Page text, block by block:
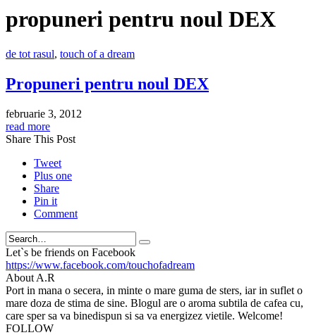
propuneri pentru noul DEX
de tot rasul, touch of a dream
Propuneri pentru noul DEX
februarie 3, 2012
read more
Share This Post
Tweet
Plus one
Share
Pin it
Comment
Search
Let`s be friends on Facebook
https://www.facebook.com/touchofadream
About A.R
Port in mana o secera, in minte o mare guma de sters, iar in suflet o
mare doza de stima de sine. Blogul are o aroma subtila de cafea cu,
care sper sa va binedispun si sa va energizez vietile. Welcome!
FOLLOW